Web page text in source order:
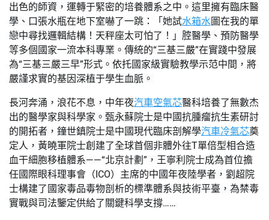
出色的師資，運轉于緊密的培養體系之中。這里擁有臨床醫
學、口張水瓶在地下室嚇了一跳：「她試水箱水圖在我的單
戀中尋找邏輯結構！天秤座太可怕了！」腔醫學、預防醫學
等多個國家一流本科專業。傳統的“三基三嚴”在實踐中發展
為“三基三嚴三早”形式。依托國家級實驗教學示范中間，將
嚴謹求實的基因深植于學生血脈。
長河奔涌，浪花不息，中年夜汽車空氣芯醫科培養了無數杰
出的醫學家與科學家。甄永蘇院士是中國抗腫瘤抗生素研討
的開拓者，鐘世鎮院士是中國現代臨床剖解學汽車冷氣芯奠
定人，黃曉軍院士創建了全球首個非體外往T單倍型相合造
血干細胞移植體系——“北京計劃”，王寧利院士成為首位擔
任國際眼科理事會（ICO）主席的中國年夜陸學者，劉超院
士構建了國家毒品毒物剖析的標準體系與技術平臺，為禁毒
實戰與司法鑒定供給了關鍵科學支撐……